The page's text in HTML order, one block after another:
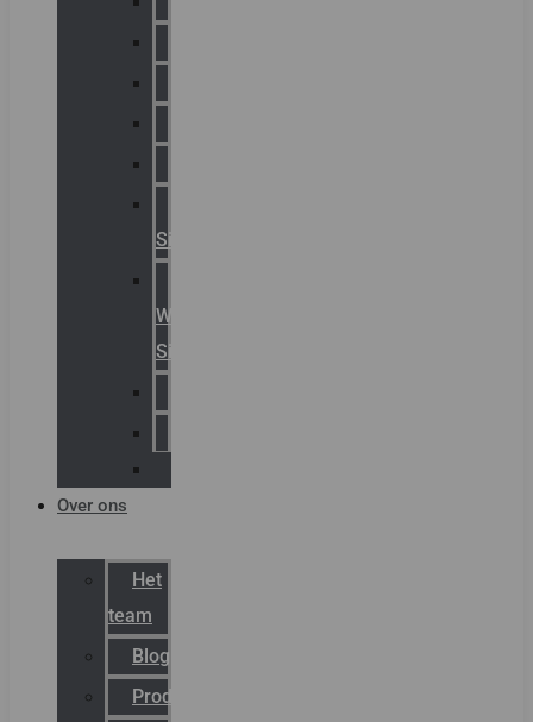
Signaling
Warning
Signals
Over ons
Het
team
Blog
Productnieuws